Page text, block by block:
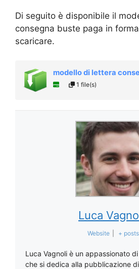
Di seguito è disponibile il
consegna buste paga in
scaricare.
modello di lettera
1 file(s)
Luca
Website + posts
Luca Vagnoli è un appassionato
che si dedica alla pubblicazione